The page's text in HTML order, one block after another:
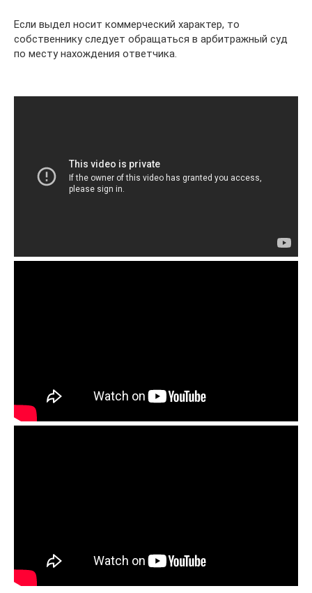
Если выдел носит коммерческий характер, то
собственнику следует обращаться в арбитражный суд
по месту нахождения ответчика.